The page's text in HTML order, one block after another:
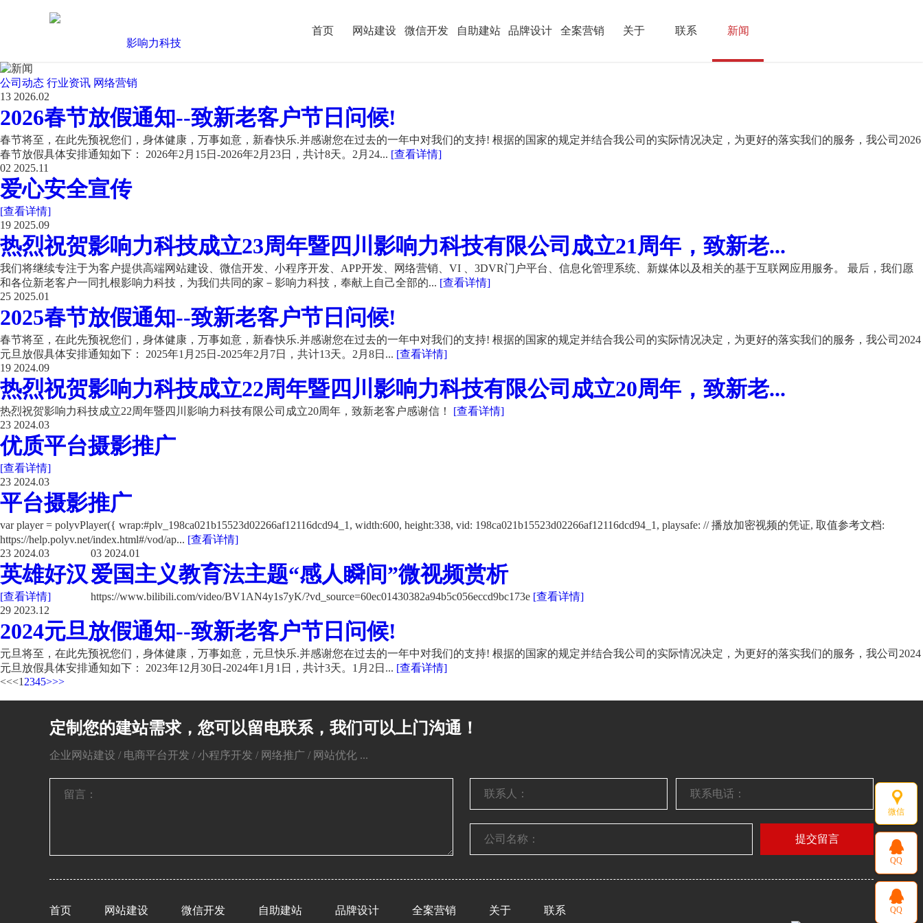
首页 网站建设 微信开发 自助建站 品牌设计 全案营销 关于 联系 新闻
公司动态 行业资讯 网络营销
13 2026.02
2026春节放假通知--致新老客户节日问候!
春节将至，在此先预祝您们，身体健康，万事如意，新春快乐.并感谢您在过去的一年中对我们的支持! 根据的国家的规定并结合我公司的实际情况决定，为更好的落实我们的服务，我公司2026
春节放假具体安排通知如下： 2026年2月15日-2026年2月23日，共计8天。2月24... [查看详情]
02 2025.11
爱心安全宣传
[查看详情]
19 2025.09
热烈祝贺影响力科技成立23周年暨四川影响力科技有限公司成立21周年，致新老...
我们将继续专注于为客户提供高端网站建设、微信开发、小程序开发、APP开发、网络营销、VI 、3DVR门户平台、信息化管理系统、新媒体以及相关的基于互联网应用服务。 最后，我们愿
和各位新老客户一同扎根影响力科技，为我们共同的家－影响力科技，奉献上自己全部的... [查看详情]
25 2025.01
2025春节放假通知--致新老客户节日问候!
春节将至，在此先预祝您们，身体健康，万事如意，新春快乐.并感谢您在过去的一年中对我们的支持! 根据的国家的规定并结合我公司的实际情况决定，为更好的落实我们的服务，我公司2024
元旦放假具体安排通知如下： 2025年1月25日-2025年2月7日，共计13天。2月8日... [查看详情]
19 2024.09
热烈祝贺影响力科技成立22周年暨四川影响力科技有限公司成立20周年，致新老...
热烈祝贺影响力科技成立22周年暨四川影响力科技有限公司成立20周年，致新老客户感谢信！ [查看详情]
23 2024.03
优质平台摄影推广
[查看详情]
23 2024.03
平台摄影推广
var player = polyvPlayer({ wrap:#plv_198ca021b15523d02266af12116dcd94_1, width:600, height:338, vid: 198ca021b15523d02266af12116dcd94_1, playsafe: // 播放加密视频的凭证, 取值参考文档:
https://help.polyv.net/index.html#/vod/ap... [查看详情]
23 2024.03
英雄好汉
[查看详情]
03 2024.01
爱国主义教育法主题“感人瞬间”微视频赏析
https://www.bilibili.com/video/BV1AN4y1s7yK/?vd_source=60ec01430382a94b5c056eccd9bc173e [查看详情]
29 2023.12
2024元旦放假通知--致新老客户节日问候!
元旦将至，在此先预祝您们，身体健康，万事如意，元旦快乐.并感谢您在过去的一年中对我们的支持! 根据的国家的规定并结合我公司的实际情况决定，为更好的落实我们的服务，我公司2024
元旦放假具体安排通知如下： 2023年12月30日-2024年1月1日，共计3天。1月2日... [查看详情]
<<<1 2345>>>
定制您的建站需求，您可以留电联系，我们可以上门沟通！
企业网站建设 / 电商平台开发 / 小程序开发 / 网络推广 / 网站优化 ...
提交留言
首页 网站建设 微信开发 自助建站 品牌设计 全案营销 关于 联系
QQ
QQ
微信